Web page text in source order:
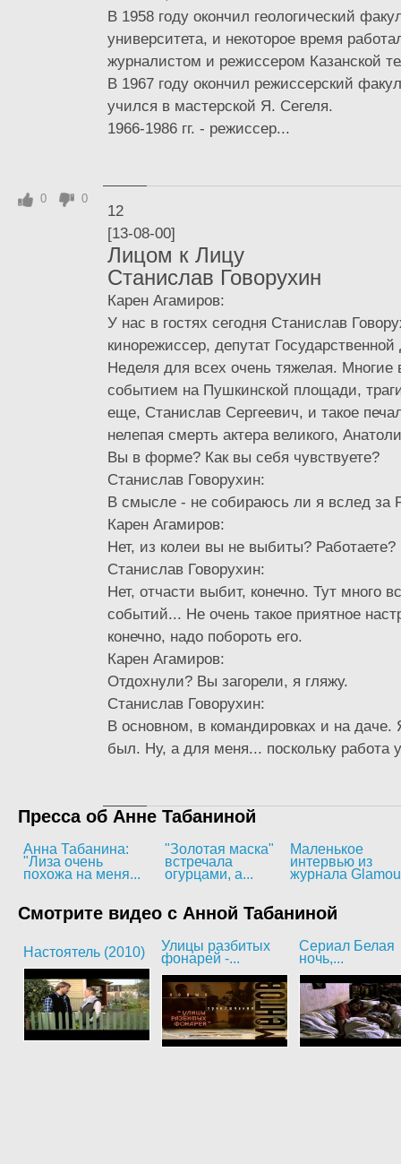
В 1958 году окончил геологический
университета, и некоторое время
журналистом и режиссером Казанской
В 1967 году окончил режиссерский
учился в мастерской Я. Сегеля.
1966-1986 гг. - режиссер...
12
[13-08-00]
Лицом к Лицу
Станислав Говорухин
Карен Агамиров:
У нас в гостях сегодня Станислав
кинорежиссер, депутат
Неделя для всех очень тяжелая. Многие
событием на Пушкинской площади,
еще, Станислав Сергеевич, и такое
нелепая смерть актера великого,
Вы в форме? Как вы себя чувствуете?
Станислав Говорухин:
В смысле - не собираюсь ли я вслед
Карен Агамиров:
Нет, из колеи вы не выбиты? Работаете?
Станислав Говорухин:
Нет, отчасти выбит, конечно. Тут много
событий... Не очень такое приятное
конечно, надо побороть его.
Карен Агамиров:
Отдохнули? Вы загорели, я гляжу.
Станислав Говорухин:
В основном, в командировках и на даче.
был. Ну, а для меня... поскольку работа
0 0
Пресса об Анне Табаниной
Анна Табанина:
"Лиза очень
похожа на меня...
"Золотая маска"
встречала
огурцами, а...
Маленькое
интервью из
журнала
Смотрите видео с Анной Табаниной
Настоятель (2010)
Улицы разбитых
фонарей -...
Сериал Белая
ночь,...